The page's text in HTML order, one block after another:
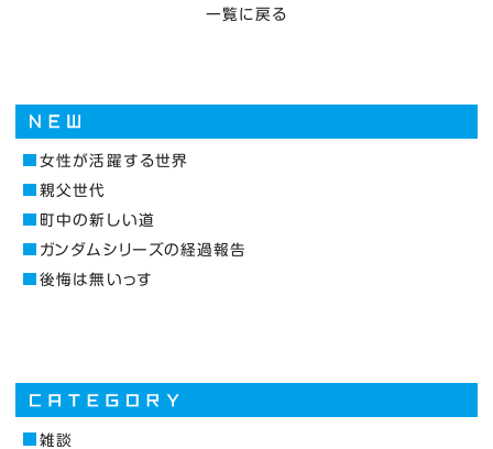
一覧に戻る
女性が活躍する世界
親父世代
町中の新しい道
ガンダムシリーズの経過報告
後悔は無いっす
雑談